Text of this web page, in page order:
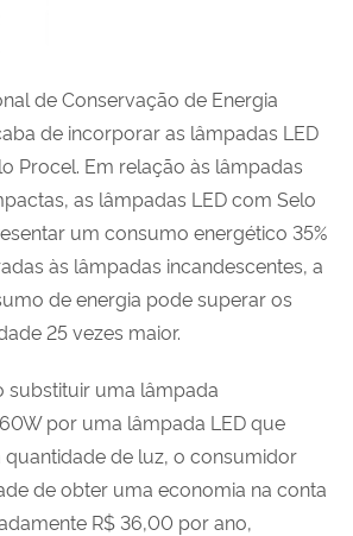
de Conservação de Energia
de incorporar as lâmpadas LED
Procel. Em relação às lâmpadas
as lâmpadas LED com Selo
um consumo energético 35%
às lâmpadas incandescentes, a
de energia pode superar os
25 vezes maior.
substituir uma lâmpada
por uma lâmpada LED que
de luz, o consumidor
de obter uma economia na conta
R$ 36,00 por ano,